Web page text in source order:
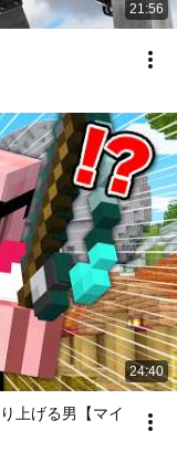
21:56
24:40
上げる男【マイ